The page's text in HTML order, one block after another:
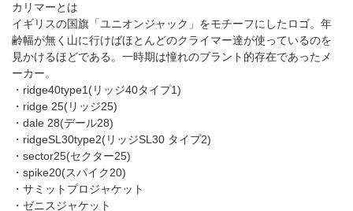
モンベル
モンベルとは
“Light & Fast”“Function is Beauty”をコンセプトにテント、バック
パック、寝袋、登山靴、レインウェア等各種アウトドア商品を扱
っている。高温多湿の日本の気候に合った、アウトドア用品の開
発とアウトドアスポーツの普及に努め、アウトドア愛好家の多く
から支持されている。
・バックパック アルパインパック50
・バックパック シャワークライムパック 50